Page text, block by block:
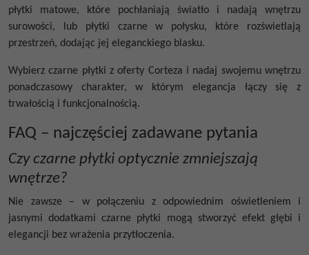
płytki matowe, które pochłaniają światło i nadają wnętrzu
surowości, lub płytki czarne w połysku, które rozświetlają
przestrzeń, dodając jej eleganckiego blasku.
Wybierzczarne płytki z oferty Corteza i nadaj swojemu wnętrzu
ponadczasowy charakter, w którym elegancja łączy się z
trwałością i funkcjonalnością.
FAQ – najczęściej zadawane pytania
Czy czarne płytki optycznie zmniejszają
wnętrze?
Nie zawsze – w połączeniu z odpowiednim oświetleniem i
jasnymi dodatkami czarne płytki mogą stworzyć efekt głębi i
elegancji bez wrażenia przytłoczenia.